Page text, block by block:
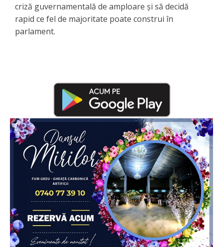
criză guvernamentală de amploare și să decidă
rapid ce fel de majoritate poate construi în
parlament.